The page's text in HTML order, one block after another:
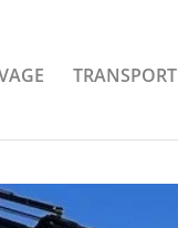
TRANSPORT